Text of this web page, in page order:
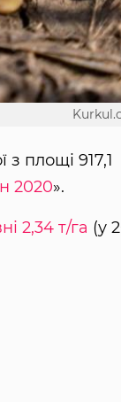
з площі 917,1
2020».
2,34 т/га (у